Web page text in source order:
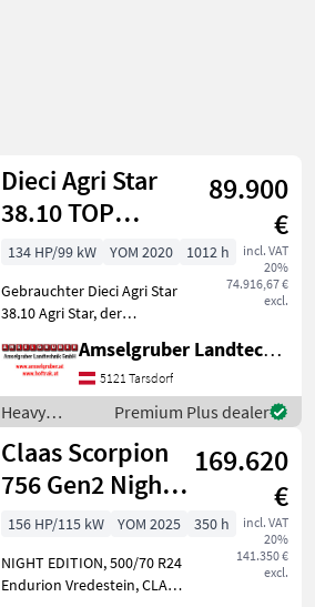
Dieci Agri Star
38.10 TOP
Gelegenheit
89.900
€
incl. VAT
20%
74.916,67 €
excl.
134 HP/99 kW YOM 2020
1012 h
Gebrauchter Dieci Agri Star
38.10 Agri Star, der
Teleskoplader für
reibungslose und effiziente
Arbeitszyklen. Die
Produktfamilie Agri Star
besteht a
Amselgruber Landtechnik GmbH
5121 Tarsdorf
Heavy
equipment/
construction
machines /
Dieci
Premium Plus dealer
Claas Scorpion
756 Gen2 Night
Edition
169.620
€
incl. VAT
20%
141.350 €
excl.
156 HP/115 kW YOM 2025
350 h
NIGHT EDITION, 500/70 R24
Endurion Vredestein, CLAAS